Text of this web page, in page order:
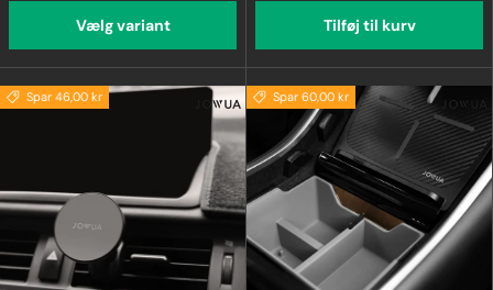
Vælg variant Tilføj til kurv
Spar 46,00 kr Spar 60,00 kr